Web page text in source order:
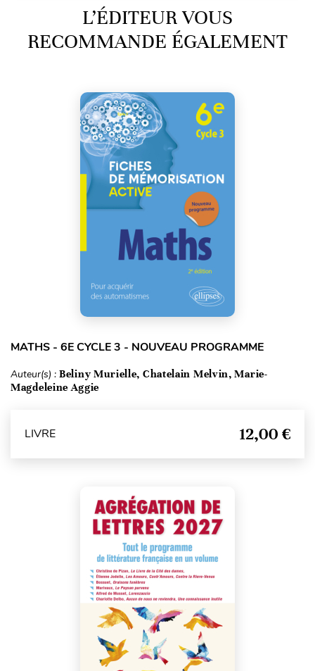
L’ÉDITEUR VOUS
RECOMMANDE ÉGALEMENT
MATHS - 6E CYCLE 3 - NOUVEAU PROGRAMME
Auteur(s) : Beliny Murielle, Chatelain Melvin, Marie-
Magdeleine Aggie
LIVRE 12,00 €